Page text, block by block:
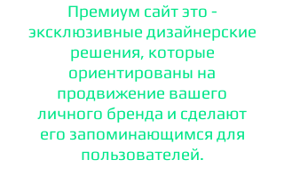
Премиум сайт это -
эксклюзивные дизайнерские
решения, которые
ориентированы на
продвижение вашего
личного бренда и сделают
его запоминающимся для
пользователей.